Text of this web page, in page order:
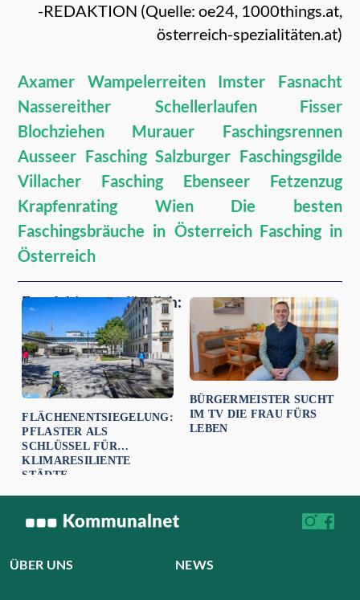
-REDAKTION (Quelle: oe24, 1000things.at,
österreich-spezialitäten.at)
Axamer Wampelerreiten
Imster Fasnacht
Nassereither Schellerlaufen
Fisser
Blochziehen
Murauer Faschingsrennen
Ausseer Fasching Salzburger Faschingsgilde
Villacher Fasching
Ebenseer Fetzenzug
Krapfenrating Wien
Die besten
Faschingsbräuche in Österreich Fasching in
Österreich
Empfehlungen für dich:
FLÄCHENENTSIEGELUNG:
PFLASTER ALS
SCHLÜSSEL FÜR
KLIMARESILIENTE
STÄDTE
BÜRGERMEISTER SUCHT
IM TV DIE FRAU FÜRS
LEBEN
ÜBER UNS NEWS